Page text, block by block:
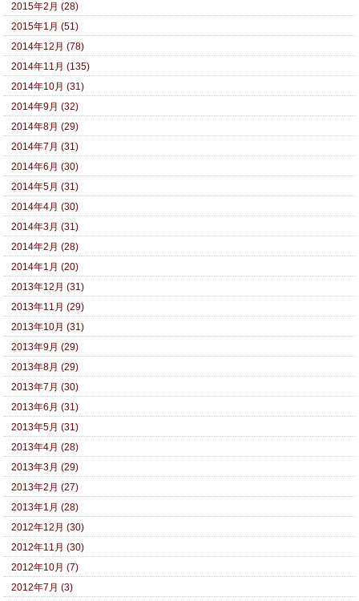
2015年2月 (28)
2015年1月 (51)
2014年12月 (78)
2014年11月 (135)
2014年10月 (31)
2014年9月 (32)
2014年8月 (29)
2014年7月 (31)
2014年6月 (30)
2014年5月 (31)
2014年4月 (30)
2014年3月 (31)
2014年2月 (28)
2014年1月 (20)
2013年12月 (31)
2013年11月 (29)
2013年10月 (31)
2013年9月 (29)
2013年8月 (29)
2013年7月 (30)
2013年6月 (31)
2013年5月 (31)
2013年4月 (28)
2013年3月 (29)
2013年2月 (27)
2013年1月 (28)
2012年12月 (30)
2012年11月 (30)
2012年10月 (7)
2012年7月 (3)